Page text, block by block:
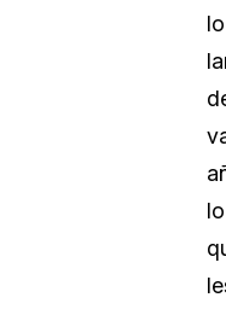
lo
lo